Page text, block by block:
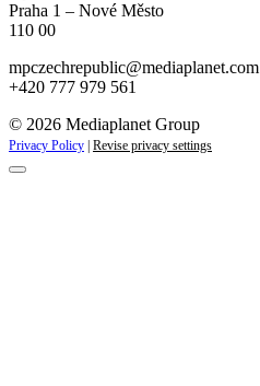
Praha 1 – Nové Město
110 00
mpczechrepublic@mediaplanet.com
+420 777 979 561
© 2026 Mediaplanet Group
Privacy Policy | Revise privacy settings